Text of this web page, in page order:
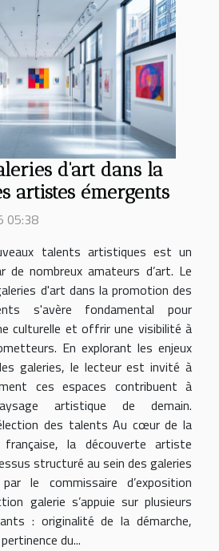
d'art dans la
artistes émergents
05:38
talents artistiques est un
de nombreux amateurs d’art. Le
d'art dans la promotion des
s'avère fondamental pour
culturelle et offrir une visibilité à
En explorant les enjeux
galeries, le lecteur est invité à
ces espaces contribuent à
artistique de demain.
des talents Au cœur de la
la découverte artiste
structuré au sein des galeries
le commissaire d’exposition
galerie s’appuie sur plusieurs
: originalité de la démarche,
du...